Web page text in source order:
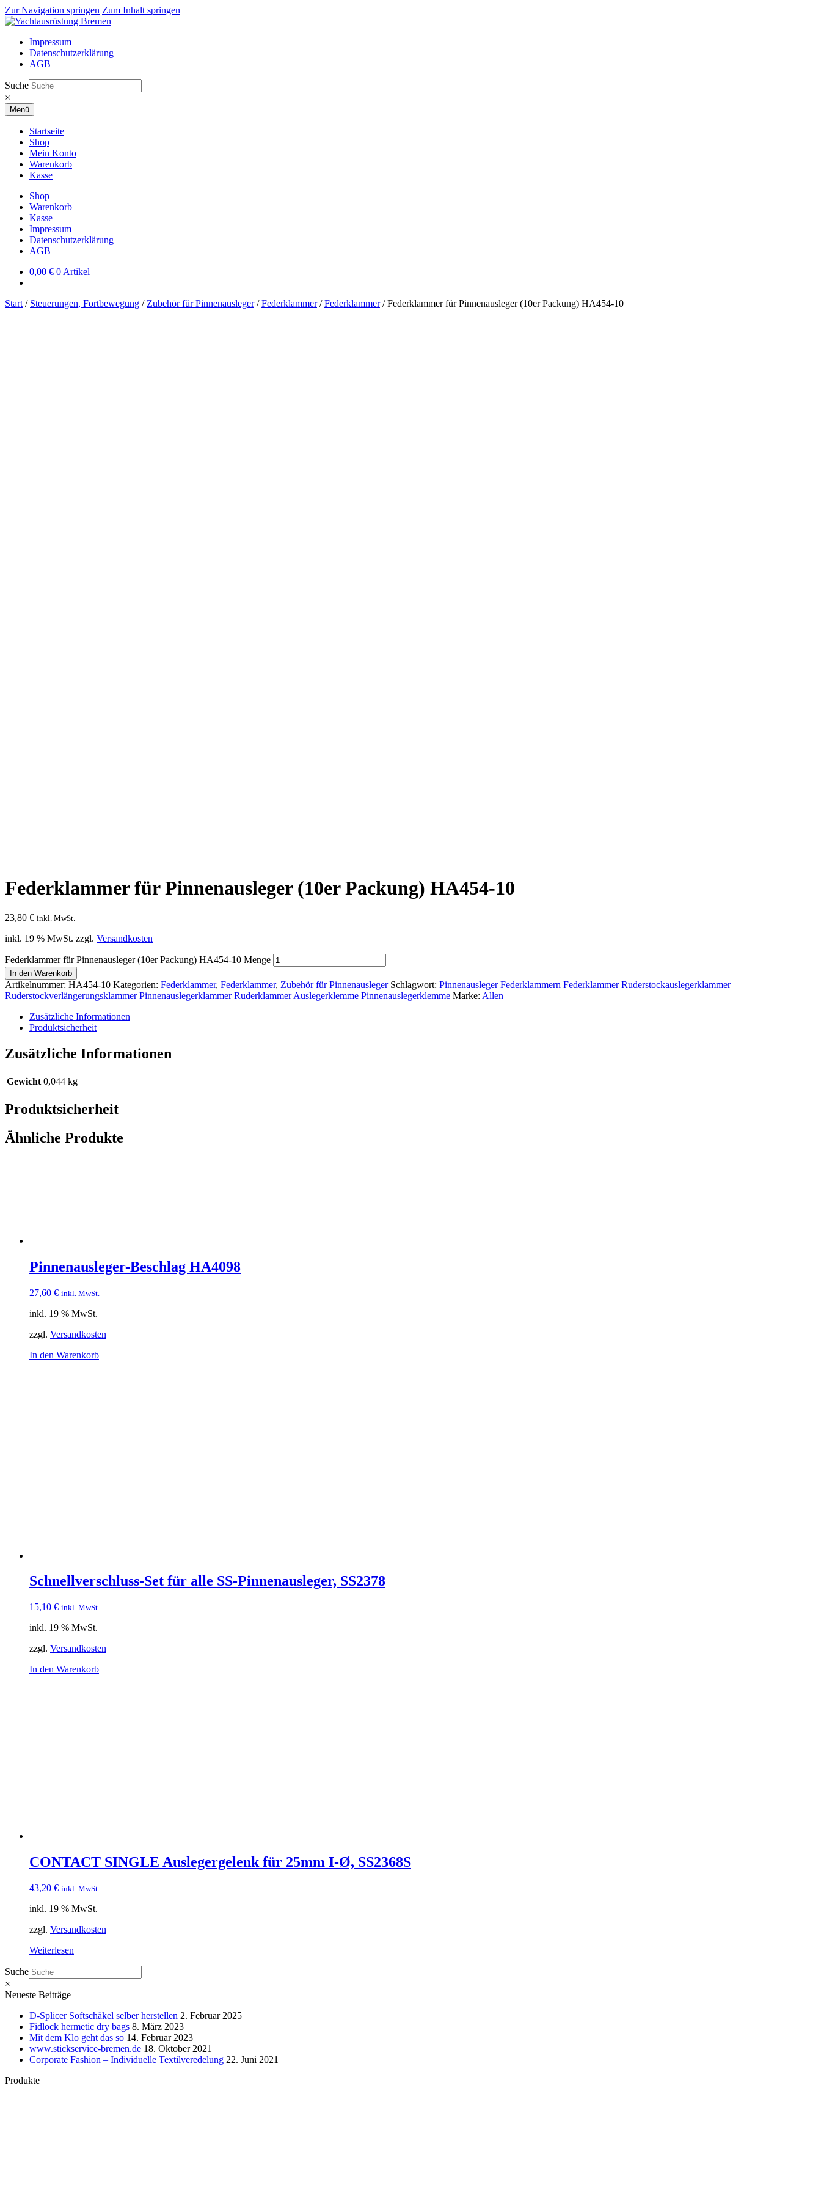
Zur Navigation springen Zum Inhalt springen
Impressum
Datenschutzerklärung
AGB
Suche
×
Menü
Startseite
Shop
Mein Konto
Warenkorb
Kasse
Shop
Warenkorb
Kasse
Impressum
Datenschutzerklärung
AGB
0,00 € 0 Artikel
Start / Steuerungen, Fortbewegung / Zubehör für Pinnenausleger/Federklammer/Federklammer/Federklammer für Pinnenausleger (10er Packung) HA454-10
Federklammer für Pinnenausleger (10er Packung) HA454-10
23,80 € inkl. MwSt.
inkl. 19 % MwSt. zzgl. Versandkosten
Federklammer für Pinnenausleger (10er Packung) HA454-10 Menge
In den Warenkorb
Artikelnummer: HA454-10 Kategorien: Federklammer, Federklammer, Zubehör für Pinnenausleger Schlagwort: Pinnenausleger Federklammern Federklammer Ruderstockauslegerklammer
Ruderstockverlängerungsklammer Pinnenauslegerklammer Ruderklammer Auslegerklemme Pinnenauslegerklemme Marke: Allen
Zusätzliche Informationen
Produktsicherheit
Zusätzliche Informationen
Gewicht 0,044 kg
Produktsicherheit
Ähnliche Produkte
Pinnenausleger-Beschlag HA4098
27,60 € inkl. MwSt.
inkl. 19 % MwSt.
zzgl. Versandkosten
In den Warenkorb
Schnellverschluss-Set für alle SS-Pinnenausleger, SS2378
15,10 € inkl. MwSt.
inkl. 19 % MwSt.
zzgl. Versandkosten
In den Warenkorb
CONTACT SINGLE Auslegergelenk für 25mm I-Ø, SS2368S
43,20 € inkl. MwSt.
inkl. 19 % MwSt.
zzgl. Versandkosten
Weiterlesen
Suche
×
Neueste Beiträge
D-Splicer Softschäkel selber herstellen 2. Februar 2025
Fidlock hermetic dry bags 8. März 2023
Mit dem Klo geht das so 14. Februar 2023
www.stickservice-bremen.de 18. Oktober 2021
Corporate Fashion – Individuelle Textilveredelung 22. Juni 2021
Produkte